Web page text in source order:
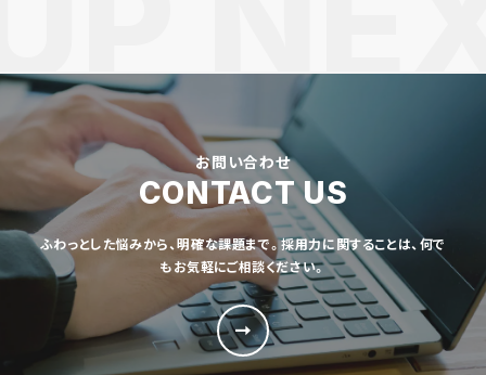
お問い合わせ
CONTACT US
ふわっとした悩みから、明確な課題まで。採用力に関することは、何で
もお気軽にご相談ください。